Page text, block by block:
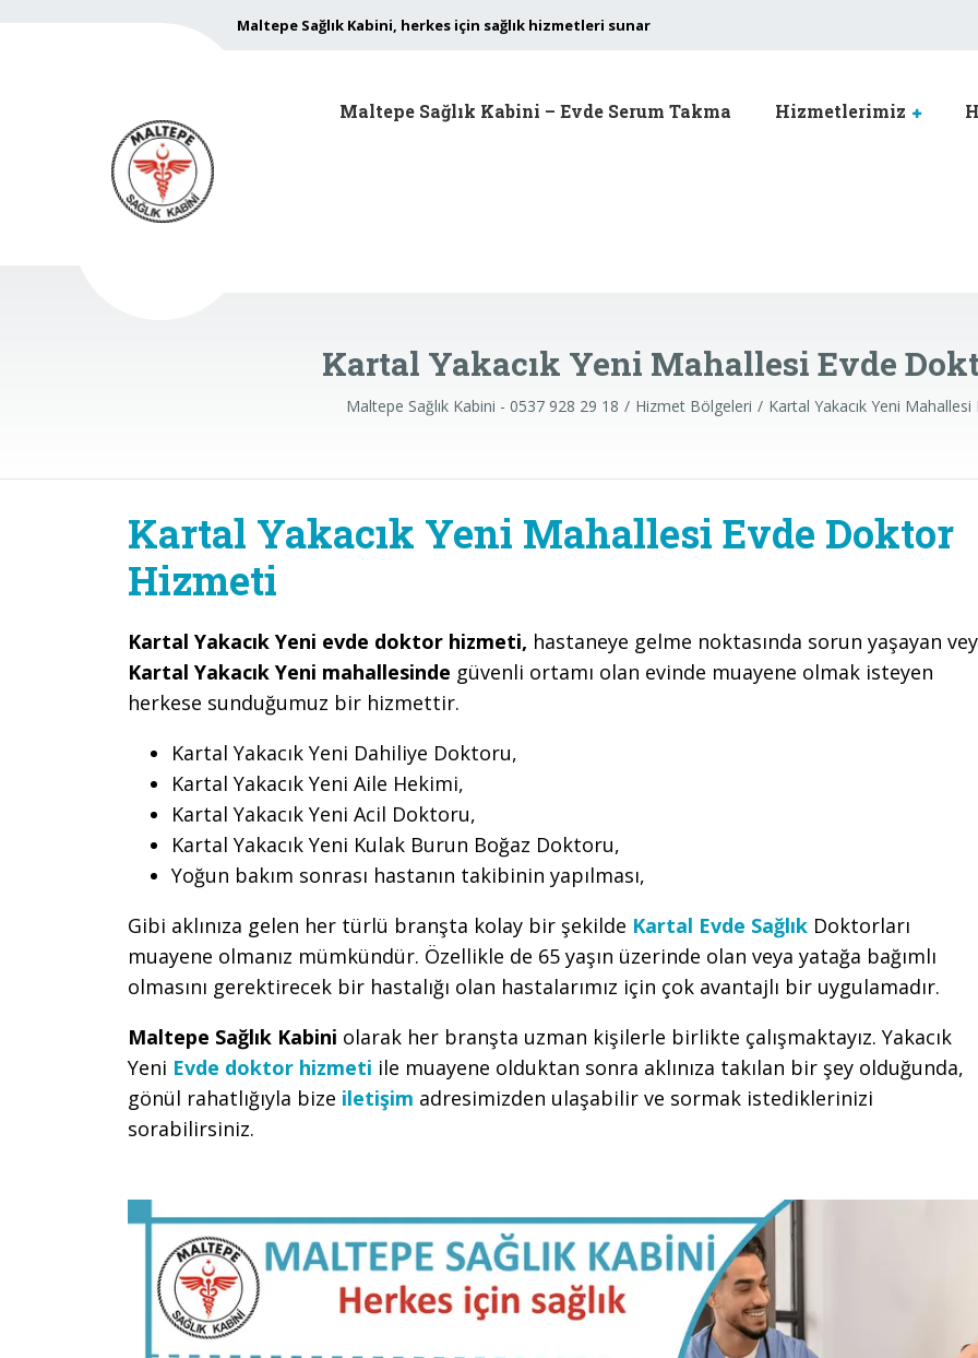
Maltepe Sağlık Kabini, herkes için sağlık hizmetleri sunar
Maltepe Sağlık Kabini – Evde Serum Takma Hizmetlerimiz
Kartal Yakacık Yeni Mahallesi Evde
Maltepe Sağlık Kabini - 0537 928 29 18 Hizmet Bölgeleri Kartal Yakacık Yeni
Kartal Yakacık Yeni Mahallesi Evde Doktor
Hizmeti
Kartal Yakacık Yeni evde doktor hizmeti, hastaneye gelme noktasında sorun yaşayan
Kartal Yakacık Yeni mahallesinde güvenli ortamı olan evinde muayene olmak isteyen
herkese sunduğumuz bir hizmettir.
Kartal Yakacık Yeni Dahiliye Doktoru,
Kartal Yakacık Yeni Aile Hekimi,
Kartal Yakacık Yeni Acil Doktoru,
Kartal Yakacık Yeni Kulak Burun Boğaz Doktoru,
Yoğun bakım sonrası hastanın takibinin yapılması,
Gibi aklınıza gelen her türlü branşta kolay bir şekilde Kartal Evde Sağlık Doktorları
muayene olmanız mümkündür. Özellikle de 65 yaşın üzerinde olan veya yatağa bağımlı
olmasını gerektirecek bir hastalığı olan hastalarımız için çok avantajlı bir uygulamadır.
Maltepe Sağlık Kabini olarak her branşta uzman kişilerle birlikte çalışmaktayız. Yakacık
Yeni Evde doktor hizmeti ile muayene olduktan sonra aklınıza takılan bir şey olduğunda,
gönül rahatlığıyla bize iletişim adresimizden ulaşabilir ve sormak istediklerinizi
sorabilirsiniz.